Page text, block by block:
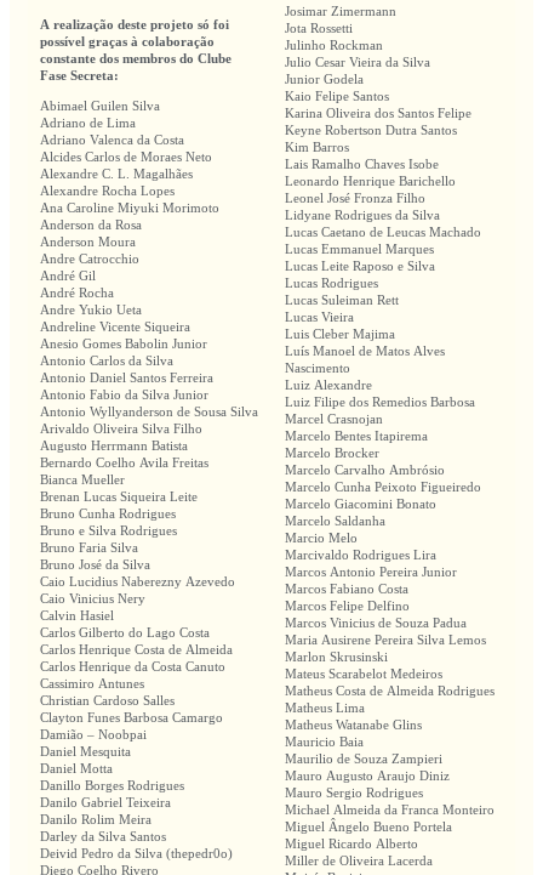
A realização deste projeto só foi
possível graças à colaboração
constante dos membros do Clube
Fase Secreta:
Abimael Guilen Silva
Adriano de Lima
Adriano Valenca da Costa
Alcides Carlos de Moraes Neto
Alexandre C. L. Magalhães
Alexandre Rocha Lopes
Ana Caroline Miyuki Morimoto
Anderson da Rosa
Anderson Moura
Andre Catrocchio
André Gil
André Rocha
Andre Yukio Ueta
Andreline Vicente Siqueira
Anesio Gomes Babolin Junior
Antonio Carlos da Silva
Antonio Daniel Santos Ferreira
Antonio Fabio da Silva Junior
Antonio Wyllyanderson de Sousa Silva
Arivaldo Oliveira Silva Filho
Augusto Herrmann Batista
Bernardo Coelho Avila Freitas
Bianca Mueller
Brenan Lucas Siqueira Leite
Bruno Cunha Rodrigues
Bruno e Silva Rodrigues
Bruno Faria Silva
Bruno José da Silva
Caio Lucidius Naberezny Azevedo
Caio Vinicius Nery
Calvin Hasiel
Carlos Gilberto do Lago Costa
Carlos Henrique Costa de Almeida
Carlos Henrique da Costa Canuto
Cassimiro Antunes
Christian Cardoso Salles
Clayton Funes Barbosa Camargo
Damião – Noobpai
Daniel Mesquita
Daniel Motta
Danillo Borges Rodrigues
Danilo Gabriel Teixeira
Danilo Rolim Meira
Darley da Silva Santos
Deivid Pedro da Silva (thepedr0o)
Diego Coelho Rivero
Josimar Zimermann
Jota Rossetti
Julinho Rockman
Julio Cesar Vieira da Silva
Junior Godela
Kaio Felipe Santos
Karina Oliveira dos Santos Felipe
Keyne Robertson Dutra Santos
Kim Barros
Lais Ramalho Chaves Isobe
Leonardo Henrique Barichello
Leonel José Fronza Filho
Lidyane Rodrigues da Silva
Lucas Caetano de Leucas Machado
Lucas Emmanuel Marques
Lucas Leite Raposo e Silva
Lucas Rodrigues
Lucas Suleiman Rett
Lucas Vieira
Luis Cleber Majima
Luís Manoel de Matos Alves
Nascimento
Luiz Alexandre
Luiz Filipe dos Remedios Barbosa
Marcel Crasnojan
Marcelo Bentes Itapirema
Marcelo Brocker
Marcelo Carvalho Ambrósio
Marcelo Cunha Peixoto Figueiredo
Marcelo Giacomini Bonato
Marcelo Saldanha
Marcio Melo
Marcivaldo Rodrigues Lira
Marcos Antonio Pereira Junior
Marcos Fabiano Costa
Marcos Felipe Delfino
Marcos Vinicius de Souza Padua
Maria Ausirene Pereira Silva Lemos
Marlon Skrusinski
Mateus Scarabelot Medeiros
Matheus Costa de Almeida Rodrigues
Matheus Lima
Matheus Watanabe Glins
Mauricio Baia
Maurilio de Souza Zampieri
Mauro Augusto Araujo Diniz
Mauro Sergio Rodrigues
Michael Almeida da Franca Monteiro
Miguel Ângelo Bueno Portela
Miguel Ricardo Alberto
Miller de Oliveira Lacerda